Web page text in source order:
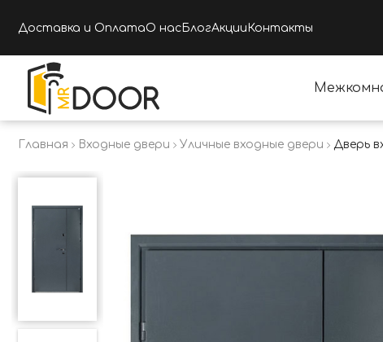
Доставка и ОплатаО нас БлогАкции Контакты
Главная Входные двери Уличные входные двери Дверь